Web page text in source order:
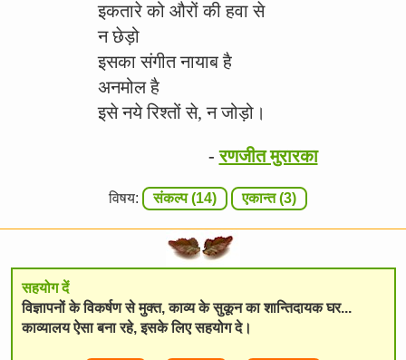
इकतारे को औरों की हवा से
न छेड़ो
इसका संगीत नायाब है
अनमोल है
इसे नये रिश्तों से, न जोड़ो।
-रणजीत मुरारका
विषय: संकल्प (14) एकान्त (3)
सहयोग दें
विज्ञापनों के विकर्षण से मुक्त, काव्य के सुकून का शान्तिदायक घर...
काव्यालय ऐसा बना रहे, इसके लिए सहयोग दे।